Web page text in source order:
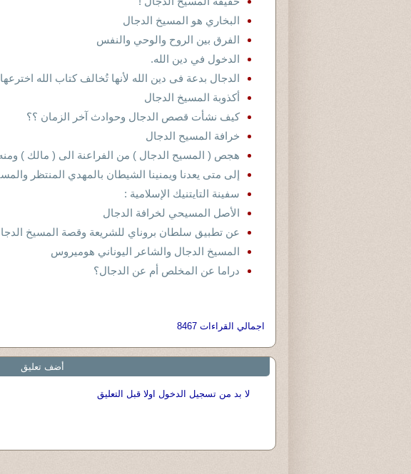
البخاري هو المسيخ الدجال
الفرق بين الروح والوحي والنفس
الدخول في دين الله.
الدجال بدعة فى دين الله لأنها تُخالف كتاب الله
أكذوبة المسيخ الدجال
كيف نشأت قصص الدجال وحوادث آخر الزمان ؟؟
خرافة المسيح الدجال
هجص ( المسيح الدجال ) من الفراعنة الى ( مالك )
إلى متى يعدنا ويمنينا الشيطان بالمهدي المنتظر
سفينة التايتنيك الإسلامية :
الأصل المسيحي لخرافة الدجال
عن تطبيق سلطان بروناي للشريعة وقصة المسيخ
المسيخ الدجال والشاعر اليوناني هوميروس
دراما عن المخلص أم عن الدجال؟
اجمالي القراءات 8467
أضف تعليق
لا بد من تسجيل الدخول اولا قبل التعليق